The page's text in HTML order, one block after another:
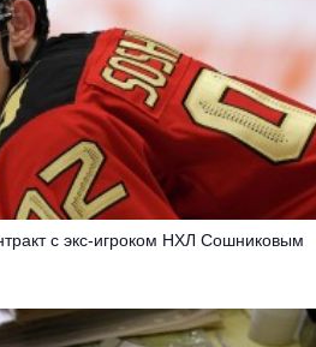
с экс-игроком НХЛ Сошниковым